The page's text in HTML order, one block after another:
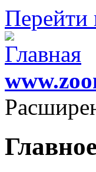
Перейти